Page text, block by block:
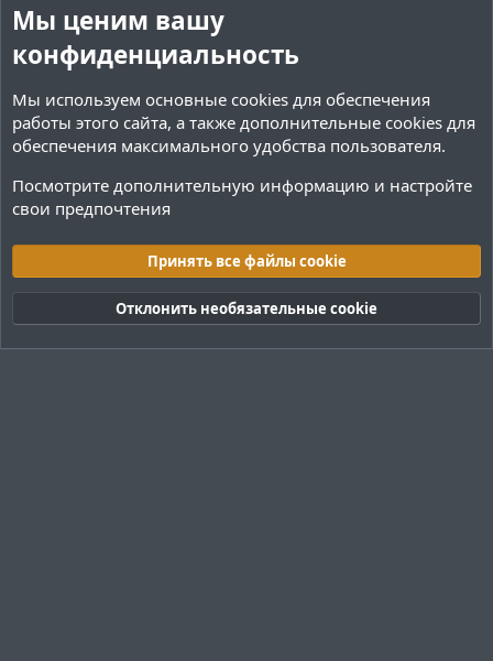
г
о
о
с
о
с
Cookies Тёмная (2020)
Русский (RU)
Обратная связь
Условия и правила
Политика конфиденциальности
Помощь
R
Мы ценим вашу
конфиденциальность
Мы используем основные cookies для обеспечения
работы этого сайта, а также дополнительные cookies для
обеспечения максимального удобства пользователя.
Посмотрите дополнительную информацию и настройте
свои предпочтения
Принять все файлы cookie
Отклонить необязательные cookie